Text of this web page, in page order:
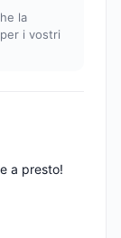
la
i vostri
a presto!